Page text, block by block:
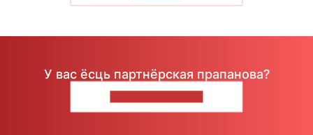
У вас ёсць партнёрская прапанова?